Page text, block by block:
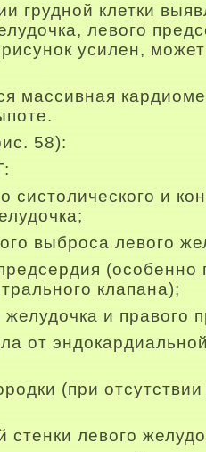
грудной клетки
левого
усилен,
массивная
58):
систолического и
выброса левого
(особенно
клапана);
и правого
от
(при
стенки левого